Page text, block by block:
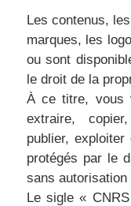
Les contenus,
marques, les
ou sont
le droit de la
À ce titre, vous
extraire,
publier,
protégés par le
sans
Le sigle «